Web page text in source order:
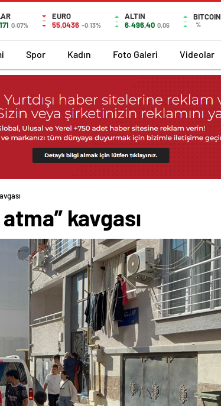
0.07%
EURO
55,0436 -0.13%
ALTIN
6.496,40 0,06
BITCOIN
%
Spor Kadın Foto Galeri Videolar
atma” kavgası